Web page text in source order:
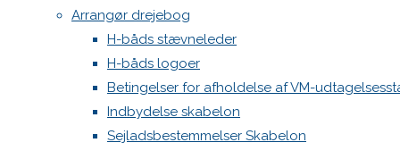
Arrangør drejebog
H-båds stævneleder
H-båds logoer
Betingelser for afholdelse af VM-
Indbydelse skabelon
Sejladsbestemmelser Skabelon